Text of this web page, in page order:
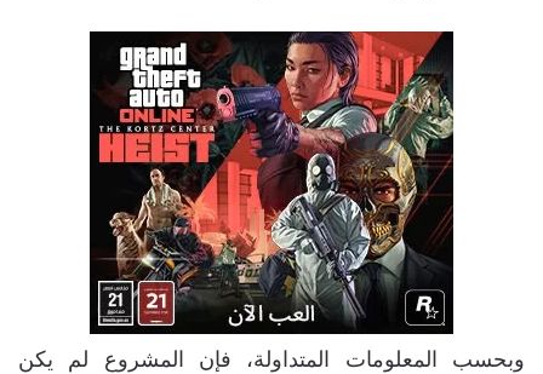
وبحسب المعلومات المتداولة، فإن المشروع لم يكن